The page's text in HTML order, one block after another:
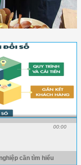
00:00
cần tìm hiểu